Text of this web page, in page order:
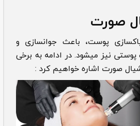
صورت
پوست، باعث جوانسازی و
نیز میشود. در ادامه به برخی
صورت اشاره خواهیم کرد :